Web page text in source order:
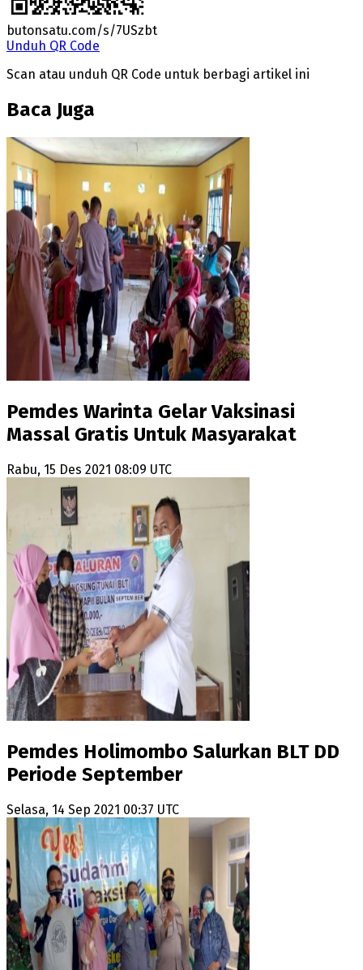
butonsatu.com/s/7USzbt
Unduh QR Code
Scan atau unduh QR Code untuk berbagi artikel ini
Baca Juga
Pemdes Warinta Gelar Vaksinasi
Massal Gratis Untuk Masyarakat
Rabu, 15 Des 2021 08:09 UTC
Pemdes Holimombo Salurkan BLT DD
Periode September
Selasa, 14 Sep 2021 00:37 UTC